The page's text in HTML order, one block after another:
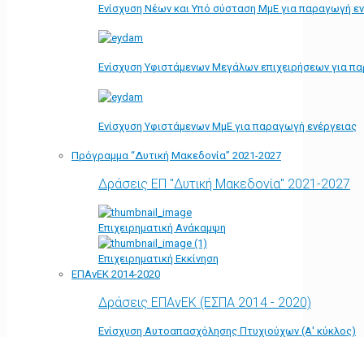
Ενίσχυση Νέων και Υπό σύσταση ΜμΕ για παραγωγή
Ενίσχυση Υφιστάμενων Μεγάλων επιχειρήσεων για
Ενίσχυση Υφιστάμενων ΜμΕ για παραγωγή ενέργειας
Πρόγραμμα “Δυτική Μακεδονία” 2021-2027
Δράσεις ΕΠ "Δυτική Μακεδονία" 2021-2027
Επιχειρηματική Ανάκαμψη
Επιχειρηματική Εκκίνηση
ΕΠΑνΕΚ 2014-2020
Δράσεις ΕΠΑνΕΚ (ΕΣΠΑ 2014 - 2020)
Ενίσχυση Αυτοαπασχόλησης Πτυχιούχων (Α' κύκλος)